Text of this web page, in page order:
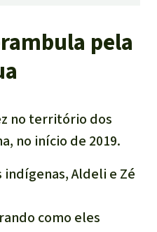
pela
no território dos
no início de 2019.
Aldeli e Zé
como eles